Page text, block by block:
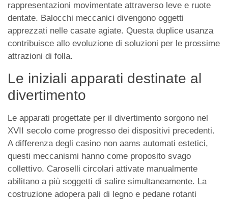
rappresentazioni movimentate attraverso leve e ruote
dentate. Balocchi meccanici divengono oggetti
apprezzati nelle casate agiate. Questa duplice usanza
contribuisce allo evoluzione di soluzioni per le prossime
attrazioni di folla.
Le iniziali apparati destinate al
divertimento
Le apparati progettate per il divertimento sorgono nel
XVII secolo come progresso dei dispositivi precedenti.
A differenza degli casino non aams automati estetici,
questi meccanismi hanno come proposito svago
collettivo. Caroselli circolari attivate manualmente
abilitano a più soggetti di salire simultaneamente. La
costruzione adopera pali di legno e pedane rotanti